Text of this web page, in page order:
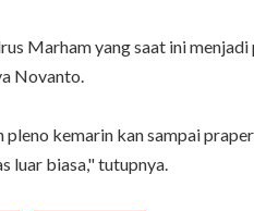
Marham yang saat ini
Novanto.
kemarin kan sampai
luar biasa," tutupnya.